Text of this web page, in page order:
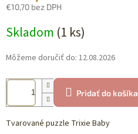
€10,70 bez DPH
cena:
Skladom (1 ks)
Môžeme doručiť do: 12.08.2026
Pridať do košíka
Tvarované puzzle Trixie Baby